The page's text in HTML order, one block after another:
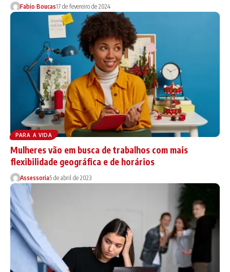
Fabio Boucas17 de fevereiro de 2024
PARA A VIDA
Mulheres vão em busca de trabalhos com mais
flexibilidade geográfica e de horários
Assessoria5 de abril de 2023